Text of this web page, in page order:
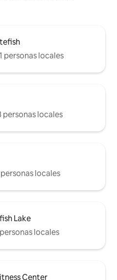
personas locales
personas locales
locales
Lake
locales
Center